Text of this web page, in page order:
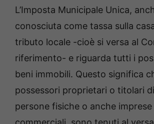
L’Imposta Municipale Unica,
conosciuta come tassa sulla
tributo locale -cioè si versa al
riferimento- e riguarda tutti i
beni immobili. Questo significa
possessori proprietari o titolari
persone fisiche o anche